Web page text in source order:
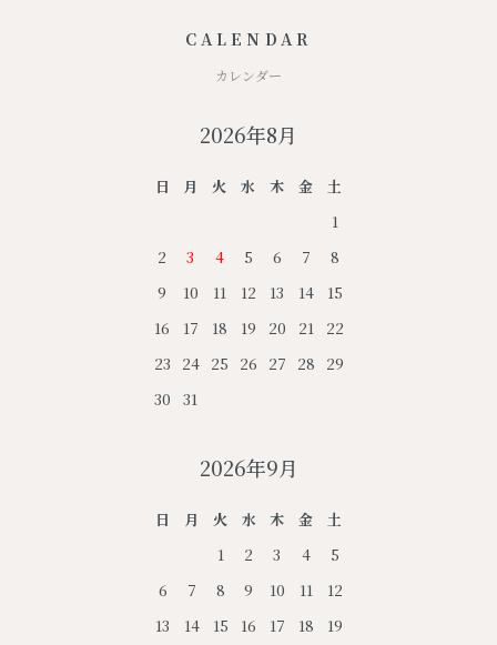
CALENDAR
カレンダー
2026年8月
日 月 火 水 木 金
土
1
2
3 4 5 6 7
8
9
10 11 12 13 14
15
16
17 18 19 20 21
22
23
24 25 26 27 28
29
30
31
2026年9月
日 月 火 水 木 金
土
1
2 3 4
5
6
7 8 9 10 11
12
13
14 15 16 17 18
19